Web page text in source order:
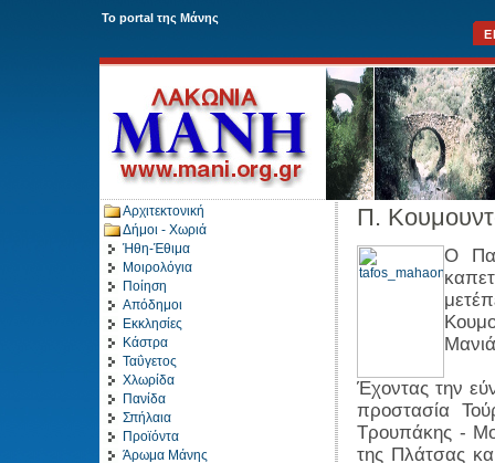
To portal της Μάνης
Αρχιτεκτονική
Δήμοι - Χωριά
Ήθη-Έθιμα
Μοιρολόγια
Ποίηση
Απόδημοι
Εκκλησίες
Κάστρα
Ταΰγετος
Χλωρίδα
Πανίδα
Σπήλαια
Προϊόντα
Άρωμα Μάνης
Π.
Ο
Έχοντας την
προστασία
Τρουπάκης -
της Πλάτσας